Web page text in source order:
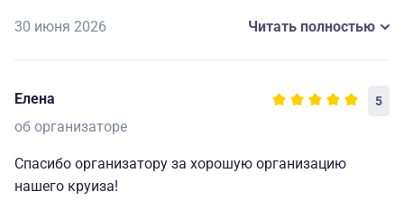
работающие наушники для экскурсий и т. д. Мелочи,
капитану и всему составу за прекрасно
организованный отдых.🥰
30 июня 2026 Читать полностью
Елена 5
об организаторе
Спасибо организатору за хорошую организацию
нашего круиза!